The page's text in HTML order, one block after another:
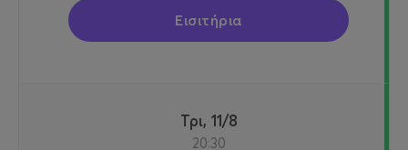
Εισιτήρια
Τρι, 11/8
20:30